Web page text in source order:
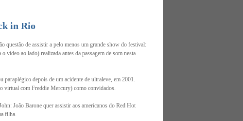
in Rio
questão de assistir a pelo menos um grande show do festival:
ao lado) realizada antes da passagem de som nesta
depois de um acidente de ultraleve, em 2001.
virtual com Freddie Mercury) como convidados.
João Barone quer assistir aos americanos do Red Hot
filha.